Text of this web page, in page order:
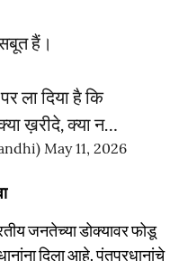
हैं।
ला दिया है कि
ख़रीदे, क्या न…
May 11, 2026
जनतेच्या डोक्यावर फोडू
दिला आहे. पंतप्रधानांचे